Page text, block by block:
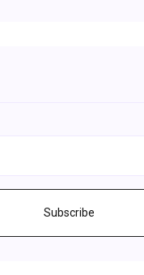
Subscribe